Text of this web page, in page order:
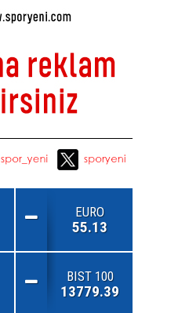
EURO
55.13
BIST 100
13779.39